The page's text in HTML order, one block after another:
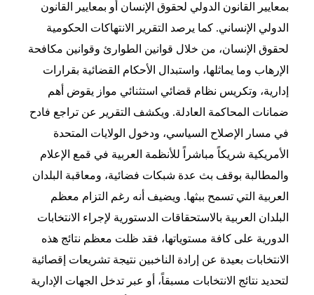
بمعايير القانون الدولي لحقوق الإنسان أو بمعايير القانون
الدولي الإنساني. كما يرصد التقرير الانتهاكات الحكومية
لحقوق الإنسان، من خلال قوانين الطوارئ وقوانين مكافحة
الإرهاب وما يماثلها، واستبدال الأحكام القضائية بقرارات
إدارية، وتكريس نظام قضائي استثنائي مواز يقوض أهم
ضمانات المحاكمة العادلة. ويكشف التقرير عن تراجع فادح
في مسار الإصلاح السياسي، ودخول الولايات المتحدة
الأمريكية شريكاً مباشراً للأنظمة العربية في قمع الإعلام
والمطالبة بوقف بث عدة شبكات فضائية، ومعاقبة البلدان
العربية التي تسمح ببثها. ويضيف أنه رغم التزام معظم
البلدان العربية بالاستحقاقات الدستورية لإجراء الانتخابات
الدورية على كافة مستوياتها، فقد ظلت معظم نتائج هذه
الانتخابات بعيدة عن إرادة الناخبين نتيجة تشريعات إقصائية
لتحديد نتائج الانتخابات مسبقاً، أو عبر تدخل الجهات الإدارية